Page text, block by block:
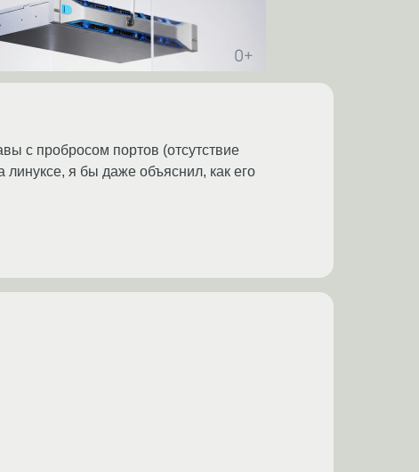
с пробросом портов (отсутствие
я бы даже объяснил, как его